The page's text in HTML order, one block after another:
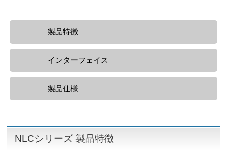
製品特徴
インターフェイス
製品仕様
NLCシリーズ 製品特徴